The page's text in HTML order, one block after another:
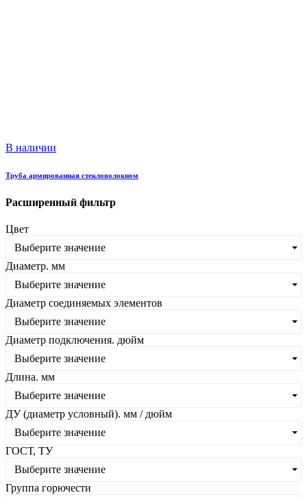
В наличии
Труба армированная стекловолокном
Расширенный фильтр
Цвет
Выберите значение
Диаметр. мм
Выберите значение
Диаметр соединяемых элементов
Выберите значение
Диаметр подключения. дюйм
Выберите значение
Длина. мм
Выберите значение
ДУ (диаметр условный). мм / дюйм
Выберите значение
ГОСТ, ТУ
Выберите значение
Группа горючести